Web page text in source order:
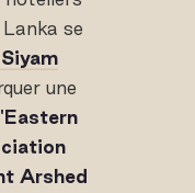
se
une
Arshed